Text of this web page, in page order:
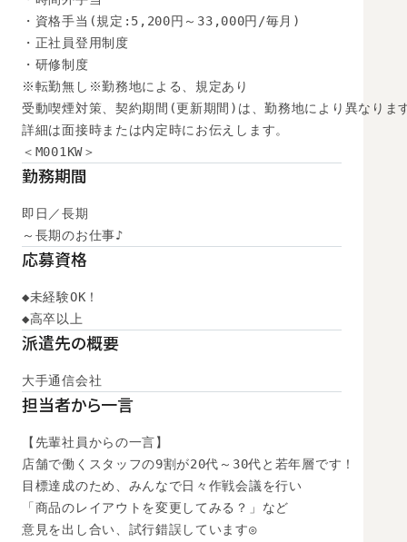
・資格手当(規定:5,200円～33,000円/毎月)
・正社員登用制度
・研修制度
※転勤無し※勤務地による、規定あり
受動喫煙対策、契約期間(更新期間)は、勤務地により異なりま
詳細は面接時または内定時にお伝えします。
＜M001KW＞
勤務期間
即日／長期
～長期のお仕事♪
応募資格
◆未経験OK！
◆高卒以上
派遣先の概要
大手通信会社
担当者から一言
【先輩社員からの一言】
店舗で働くスタッフの9割が20代～30代と若年層です！
目標達成のため、みんなで日々作戦会議を行い
「商品のレイアウトを変更してみる？」など
意見を出し合い、試行錯誤しています◎